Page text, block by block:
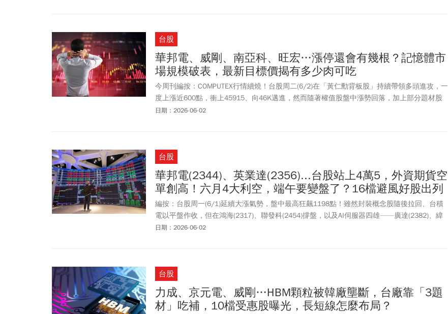
台股
華邦電、威剛、南亞科、旺宏…漲停還會有幾根？記憶體市
場規模破表，最新目標價揭有多少肉可吃
今周刊編按：COMPUTEX行情續燒！台股周二(6/2)在「黃仁勳背板股」持續帶領多頭進攻，一
度上漲近600點，衝上45915、向46K邁進，然而隨著權值股盤中漲勢回落，加上部分題材股
熄火，漲勢收斂。記憶體獲利大躍進，華邦電(2344)4月獲利較去年同期大增216倍，股價漲停
告，全球記憶體市場規模屆時將突破1.28兆美元。先前大摩也以「傳統記憶體迎來意外驚喜」
為主題發布產業報告，調升DRAM雙雄南亞科、華邦電目標價。同時也調升力積電(6770)、旺
宏(2337)、愛普*(6531)目標價，5檔個股全數給予「加碼」評等。
日期：2026-06-02
台股
華邦電(2344)、英業達(2356)...台股站上4萬5，外資期貨空
單創高！六月4大利空，端午要變盤了？16檔避風好股出列
編按：台股周一(6/1)延續大漲氣勢，盤中最高狂飆1198點！雖然封裝概念股隨後拉回、台積
電以平盤作收，但在鴻海(2317)、聯發科(2454)撐盤，以及AI伺服器四雄——廣達(2382)、緯
創(3231)、華碩(2357)、英業達(2356)集體強勢漲停的攻勢下，終場大漲604點，以45337點歷
錄；小台期貨也轉為2249口空單。外資「現貨追高、期貨拼命放空」，配合期貨高達698點的
正價差，究竟是為了鎖定利潤套利，還是預防回檔避險？仍需時間觀察。所幸投信今天也跟進
買超64.7億元，土洋法人同步偏多，短線仍有利台股繼續挑戰新高。
日期：2026-06-02
台股
力成、京元電、威剛…HBM顆粒被韓廠壟斷，台廠靠「3題
材」吃補，10檔受惠股曝光，長短線怎麼布局？